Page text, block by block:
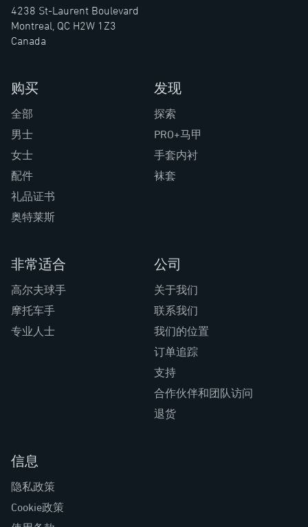
4238 St-Laurent Boulevard
Montreal, QC H2W 1Z3
Canada
购买
全部
男士
女士
配件
礼品证书
奥特莱斯
发现
探索
PRO+马甲
手套内衬
袜套
非常适合
高尔夫球手
摩托车手
专业人士
公司
关于我们
联系我们
我们的位置
订单追踪
支持
合作伙伴和团队访问
退货
信息
隐私政策
Cookie政策